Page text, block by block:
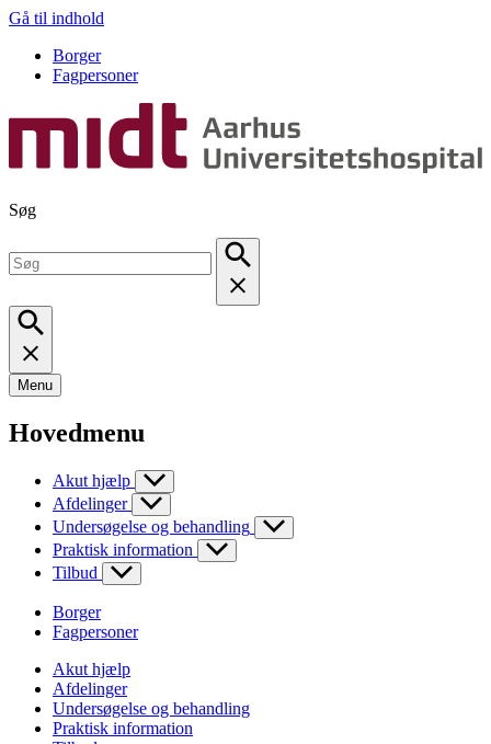
Gå til indhold
Borger
Fagpersoner
Søg
Menu
Hovedmenu
Akut hjælp
Afdelinger
Undersøgelse og behandling
Praktisk information
Tilbud
Borger
Fagpersoner
Akut hjælp
Afdelinger
Undersøgelse og behandling
Praktisk information